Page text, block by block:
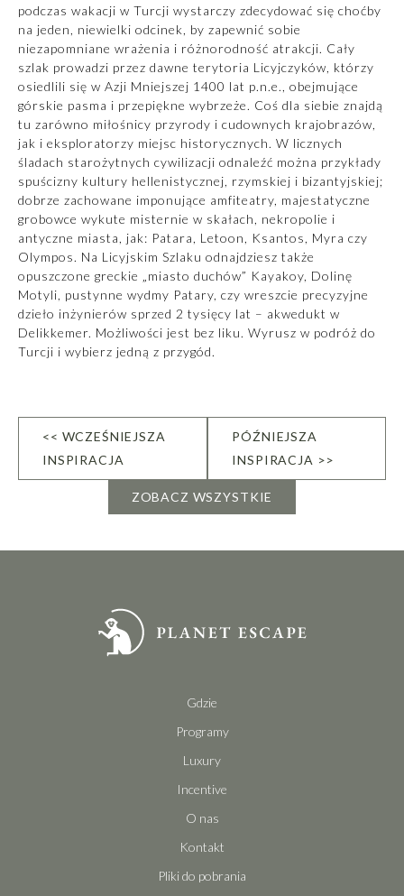
podczas wakacji w Turcji wystarczy zdecydować się choćby
na jeden, niewielki odcinek, by zapewnić sobie
niezapomniane wrażenia i różnorodność atrakcji. Cały
szlak prowadzi przez dawne terytoria Licyjczyków, którzy
osiedlili się w Azji Mniejszej 1400 lat p.n.e., obejmujące
górskie pasma i przepiękne wybrzeże. Coś dla siebie znajdą
tu zarówno miłośnicy przyrody i cudownych krajobrazów,
jak i eksploratorzy miejsc historycznych. W licznych
śladach starożytnych cywilizacji odnaleźć można przykłady
spuścizny kultury hellenistycznej, rzymskiej i bizantyjskiej;
dobrze zachowane imponujące amfiteatry, majestatyczne
grobowce wykute misternie w skałach, nekropolie i
antyczne miasta, jak: Patara, Letoon, Ksantos, Myra czy
Olympos. Na Licyjskim Szlaku odnajdziesz także
opuszczone greckie „miasto duchów” Kayakoy, Dolinę
Motyli, pustynne wydmy Patary, czy wreszcie precyzyjne
dzieło inżynierów sprzed 2 tysięcy lat – akwedukt w
Delikkemer. Możliwości jest bez liku. Wyrusz w podróż do
Turcji i wybierz jedną z przygód.
<< WCZEŚNIEJSZA
INSPIRACJA
PÓŹNIEJSZA
INSPIRACJA >>
ZOBACZ WSZYSTKIE
Gdzie
Programy
Luxury
Incentive
O nas
Kontakt
Pliki do pobrania